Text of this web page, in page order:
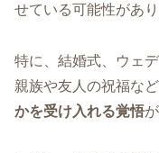
せている可能性があり
特に、結婚式、ウェ
親族や友人の祝福な
かを受け入れる覚悟